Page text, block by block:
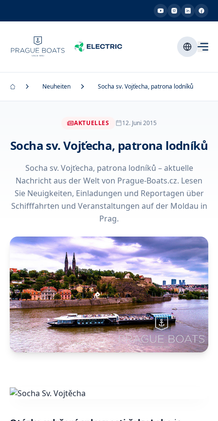
Neuheiten Socha sv. Vojťecha, patrona lodníků
AKTUELLES 12. Juni 2015
Socha sv. Vojťecha, patrona lodníků
Socha sv. Vojťecha, patrona lodníků – aktuelle
Nachricht aus der Welt von Prague-Boats.cz. Lesen
Sie Neuigkeiten, Einladungen und Reportagen über
Schifffahrten und Veranstaltungen auf der Moldau in
Prag.